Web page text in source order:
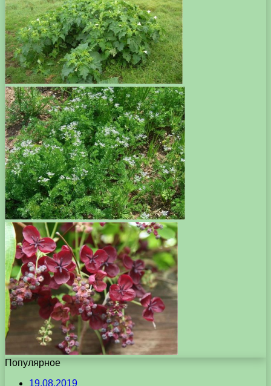
Популярное
19.08.2019